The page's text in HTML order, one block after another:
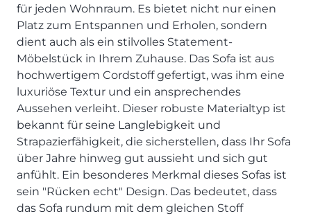
Bar- & Barhockersysteme
Beimöbel
Einzelstühle & Stuhlsysteme
Einzeltische & Tischsysteme
ALLES ANZEIGEN
SOFA, COUCH & CO.
2er Sofas & Funktionssofas
Systemgarnituren Leder
Systemgarnituren Stoff
Sessel & Hocker
KÜCHENTECHNIK
Dunstabzug im Kochfeld
Bora - The end of normal
Neff - Mehr Raum für Kreativität
Siemens - Intelligente Lösungen für dein Zuhause
Liebherr - hat den Kühlschrank zwar nicht neu erfunden.
Aber fast.
Naber - Für die perfekte Küche
Quooker – Der Wasserhahn, der alles kann
Systemceram - Das Geheimnis langlebiger
KÜCHEN PROSPEKTE
Lebensraum Küche
Prisma Journal
KÜCHENTECHNIK
Neff - Mehr Raum für Kreativität
BORA - The end of normal
AKTIONEN
Der neue MDS Prospekt
25 Küchen zu Sonderkonditionen
SCHLAFZIMMER
ALLES ANZEIGEN
ESSZIMMER
ALLES ANZEIGEN
KÜCHE
ALLE ANZEIGEN
Historie & Philosophie
360° Rundgang
Kunden-Bewertungen
Über uns
UNSER SERVICE
Aufmaß-Service
Entsorgungs-Service
Finanzkauf-Service
Montage-Service
Interior Design Service
für jeden Wohnraum. Es bietet nicht nur einen
Platz zum Entspannen und Erholen, sondern
dient auch als ein stilvolles Statement-
Möbelstück in Ihrem Zuhause. Das Sofa ist aus
hochwertigem Cordstoff gefertigt, was ihm eine
luxuriöse Textur und ein ansprechendes
Aussehen verleiht. Dieser robuste Materialtyp ist
bekannt für seine Langlebigkeit und
Strapazierfähigkeit, die sicherstellen, dass Ihr Sofa
über Jahre hinweg gut aussieht und sich gut
anfühlt. Ein besonderes Merkmal dieses Sofas ist
sein "Rücken echt" Design. Das bedeutet, dass
das Sofa rundum mit dem gleichen Stoff